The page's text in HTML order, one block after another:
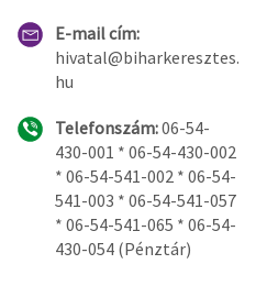
E-mail cím:
hivatal@biharkeresztes.
hu
Telefonszám:06-54-
430-001 * 06-54-430-002
* 06-54-541-002 * 06-54-
541-003 * 06-54-541-057
* 06-54-541-065 * 06-54-
430-054 (Pénztár)